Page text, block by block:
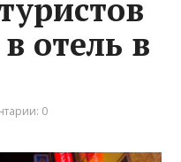
отель в
0